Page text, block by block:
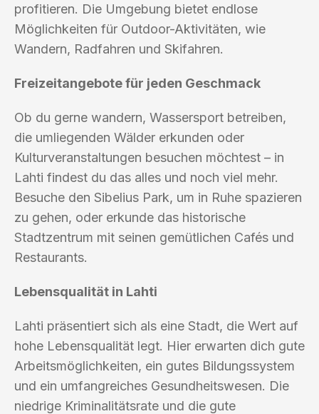
profitieren. Die Umgebung bietet endlose
Möglichkeiten für Outdoor-Aktivitäten, wie
Wandern, Radfahren und Skifahren.
Freizeitangebote für jeden Geschmack
Ob du gerne wandern, Wassersport betreiben,
die umliegenden Wälder erkunden oder
Kulturveranstaltungen besuchen möchtest – in
Lahti findest du das alles und noch viel mehr.
Besuche den Sibelius Park, um in Ruhe spazieren
zu gehen, oder erkunde das historische
Stadtzentrum mit seinen gemütlichen Cafés und
Restaurants.
Lebensqualität in Lahti
Lahti präsentiert sich als eine Stadt, die Wert auf
hohe Lebensqualität legt. Hier erwarten dich gute
Arbeitsmöglichkeiten, ein gutes Bildungssystem
und ein umfangreiches Gesundheitswesen. Die
niedrige Kriminalitätsrate und die gute